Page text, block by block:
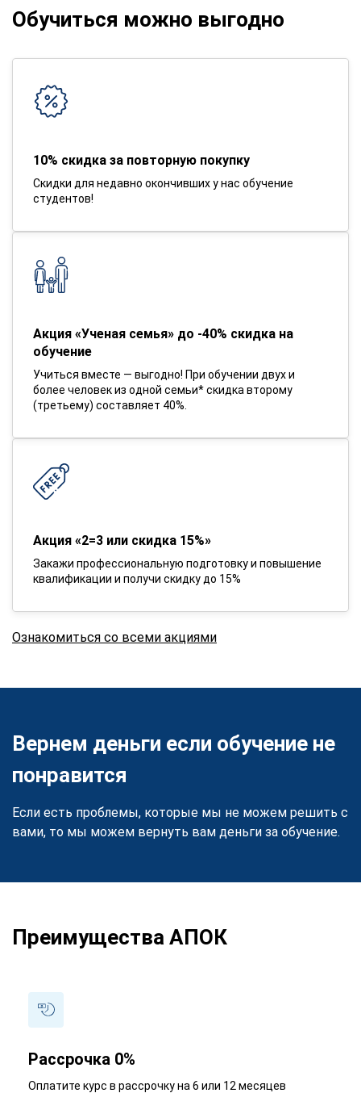
Обучиться можно выгодно
10% скидка за повторную покупку
Скидки для недавно окончивших у нас обучение
студентов!
Акция «Ученая семья» до -40% скидка на
обучение
Учиться вместе — выгодно! При обучении двух и
более человек из одной семьи* скидка второму
(третьему) составляет 40%.
Акция «2=3 или скидка 15%»
Закажи профессиональную подготовку и повышение
квалификации и получи скидку до 15%
Ознакомиться со всеми акциями
Вернем деньги если обучение не
понравится
Если есть проблемы, которые мы не можем решить с
вами, то мы можем вернуть вам деньги за обучение.
Преимущества АПОК
Рассрочка 0%
Оплатите курс в рассрочку на 6 или 12 месяцев